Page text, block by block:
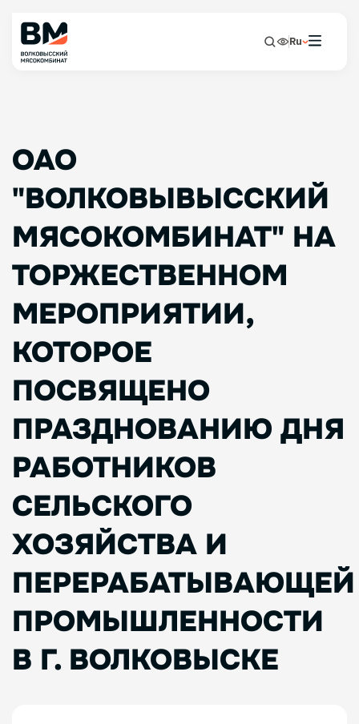
Ru
ОАО
"ВОЛКОВЫВЫССКИЙ
МЯСОКОМБИНАТ" НА
ТОРЖЕСТВЕННОМ
МЕРОПРИЯТИИ,
КОТОРОЕ
ПОСВЯЩЕНО
ПРАЗДНОВАНИЮ ДНЯ
РАБОТНИКОВ
СЕЛЬСКОГО
ХОЗЯЙСТВА И
ПЕРЕРАБАТЫВАЮЩЕЙ
ПРОМЫШЛЕННОСТИ
В Г. ВОЛКОВЫСКЕ